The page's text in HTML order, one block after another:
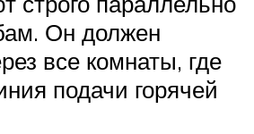
Он должен
все комнаты, где
подачи горячей